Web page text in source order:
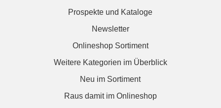
Prospekte und Kataloge
Newsletter
Onlineshop Sortiment
Weitere Kategorien im Überblick
Neu im Sortiment
Raus damit im Onlineshop